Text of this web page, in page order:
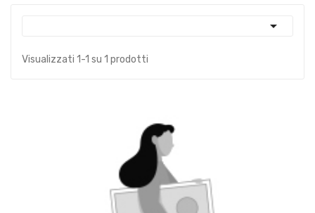

Visualizzati 1-1 su 1 prodotti